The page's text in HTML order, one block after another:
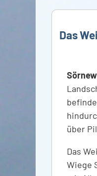
Das
über
Das
Wiege